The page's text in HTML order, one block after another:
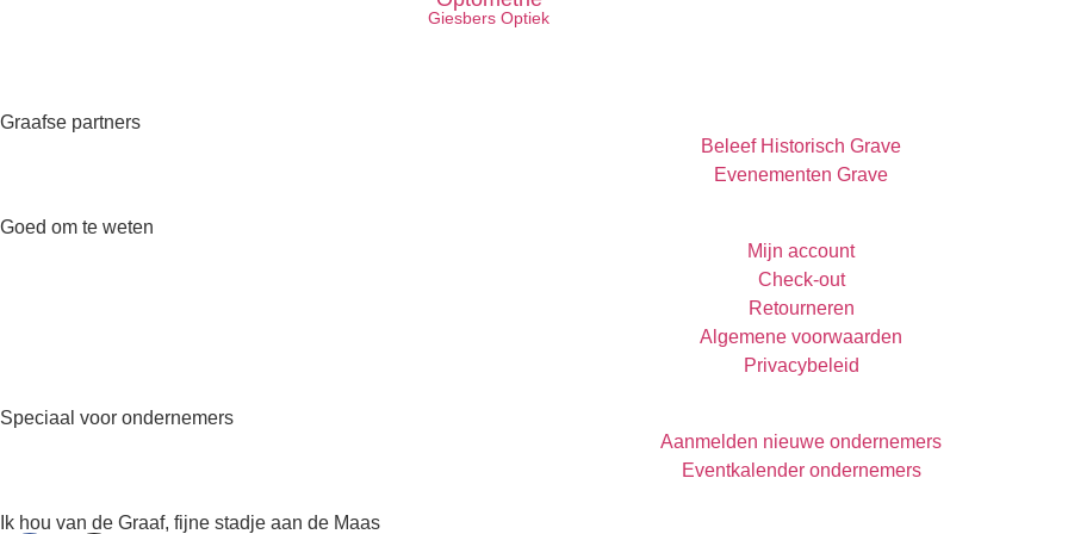
Giesbers Optiek
Graafse partners
Beleef Historisch Grave
Evenementen Grave
Goed om te weten
Mijn account
Check-out
Retourneren
Algemene voorwaarden
Privacybeleid
Speciaal voor ondernemers
Aanmelden nieuwe ondernemers
Eventkalender ondernemers
Ik hou van de Graaf, fijne stadje aan de Maas